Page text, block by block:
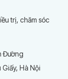
trị, chăm sóc
Đường
Hà Nội